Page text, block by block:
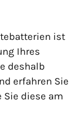
ist
Ihres
deshalb
erfahren Sie
diese am